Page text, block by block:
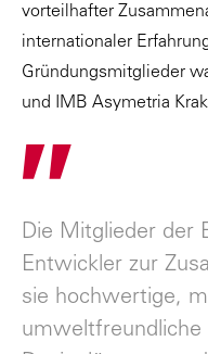
vorteilhafter
internationaler
Gründungsmitglieder
und IMB Asymetria
Die Mitglieder der
Entwickler zur
sie hochwertige,
umweltfreundliche